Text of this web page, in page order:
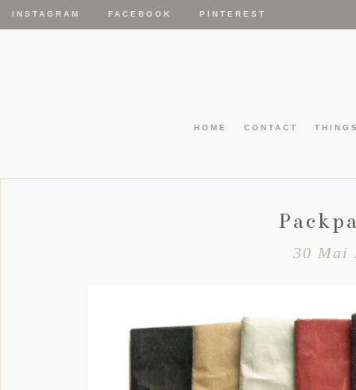
INSTAGRAM FACEBOOK PINTEREST
HOME CONTACT
30 Mai